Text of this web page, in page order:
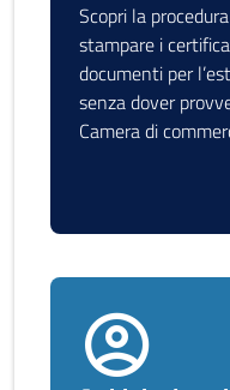
Scopri la
stampare i
documenti per
senza dover
Camera di